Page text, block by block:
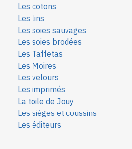
Les cotons
Les lins
Les soies sauvages
Les soies brodées
Les Taffetas
Les Moires
Les velours
Les imprimés
La toile de Jouy
Les sièges et coussins
Les éditeurs